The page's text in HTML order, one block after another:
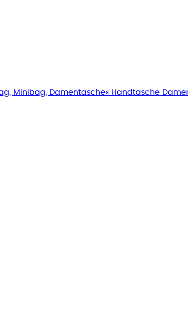
Minibag, Damentasche« Handtasche